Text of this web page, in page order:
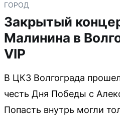
ГОРОД
Закрытый
Малинина в
VIP
В ЦКЗ Волгограда
честь Дня Победы с
Попасть внутрь могли